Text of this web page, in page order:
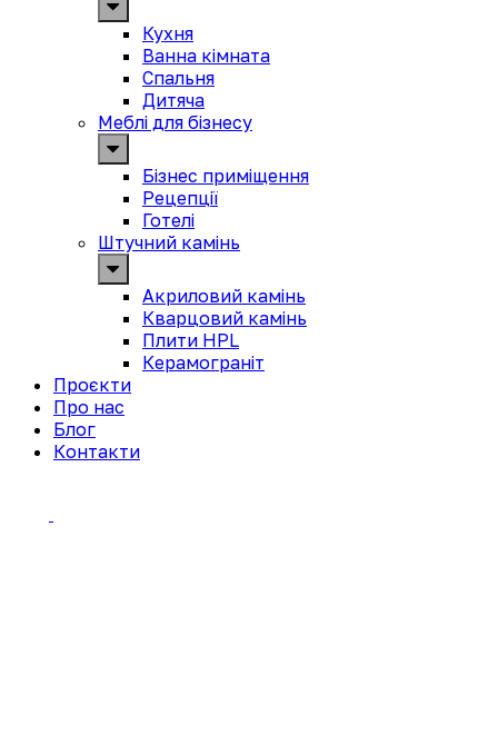
Кухня
Ванна кімната
Спальня
Дитяча
Меблі для бізнесу
Бізнес приміщення
Рецепції
Готелі
Штучний камінь
Акриловий камінь
Кварцовий камінь
Плити HPL
Керамограніт
Проєкти
Про нас
Блог
Контакти